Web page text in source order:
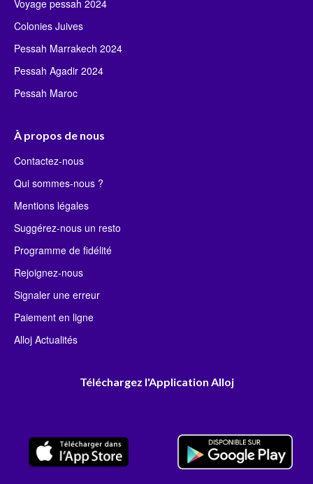
Voyage pessah 2024
Colonies Juives
Pessah Marrakech 2024
Pessah Agadir 2024
Pessah Maroc
À propos de nous
Contactez-nous
Qui sommes-nous ?
Mentions légales
Suggérez-nous un resto
Programme de fidélité
Rejoignez-nous
Signaler une erreur
Paiement en ligne
Alloj Actualités
Téléchargez l'Application Alloj